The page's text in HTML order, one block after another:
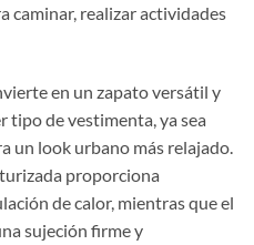
caminar, realizar actividades
en un zapato versátil y
tipo de vestimenta, ya sea
un look urbano más relajado.
proporciona
de calor, mientras que el
sujeción firme y